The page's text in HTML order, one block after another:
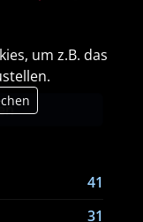
um z.B. das
41
31